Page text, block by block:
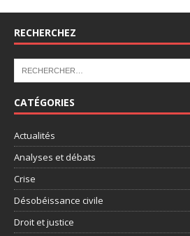
RECHERCHEZ
CATÉGORIES
Actualités
Analyses et débats
Crise
Désobéissance civile
Droit et justice